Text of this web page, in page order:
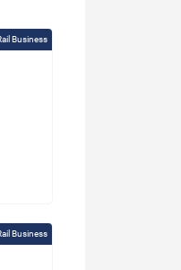
Business
Business